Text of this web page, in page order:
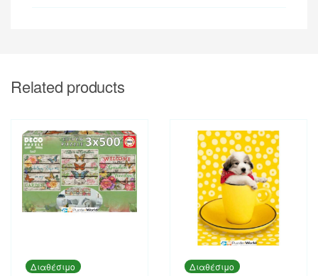
Related products
Διαθέσιμο Διαθέσιμο